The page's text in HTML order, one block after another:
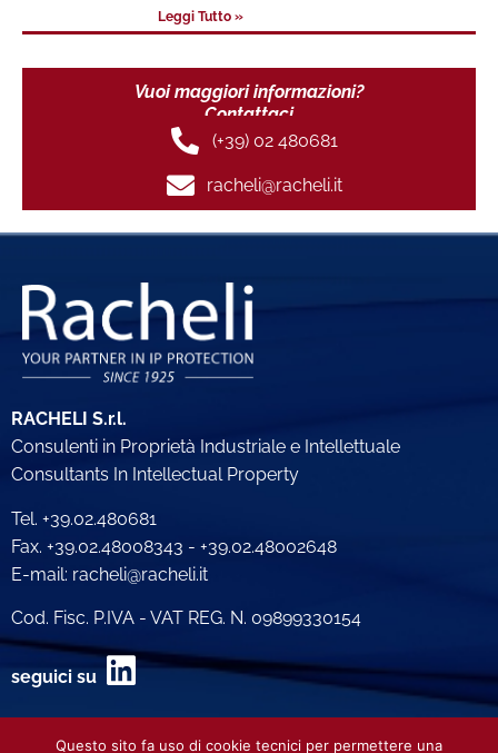
Leggi Tutto »
Vuoi maggiori informazioni?
Contattaci
(+39) 02 480681
racheli@racheli.it
RACHELI S.r.l.
Consulenti in Proprietà Industriale e Intellettuale
Consultants In Intellectual Property
Tel. +39.02.480681
Fax. +39.02.48008343 - +39.02.48002648
E-mail: racheli@racheli.it
Cod. Fisc. P.IVA - VAT REG. N. 09899330154
seguici su
Questo sito fa uso di cookie tecnici per permettere una